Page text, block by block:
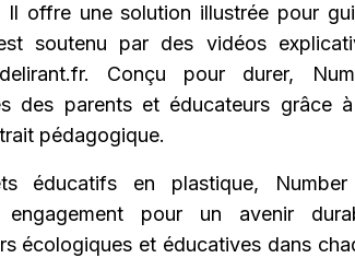
Il offre une solution illustrée pour
soutenu par des vidéos
Conçu pour durer,
des parents et éducateurs grâce
pédagogique.
éducatifs en plastique,
pour un avenir
écologiques et éducatives dans